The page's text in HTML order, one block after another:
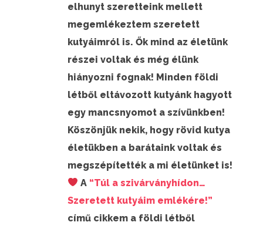
elhunyt szeretteink mellett
megemlékeztem szeretett
kutyáimról is. Ők mind az életünk
részei voltak és még élünk
hiányozni fognak! Minden földi
létből eltávozott kutyánk hagyott
egy mancsnyomot a szívünkben!
Köszönjük nekik, hogy rövid kutya
életükben a barátaink voltak és
megszépítették a mi életünket is!
A “Túl a szivárványhídon…
Szeretett kutyáim emlékére!”
című cikkem a földi létből